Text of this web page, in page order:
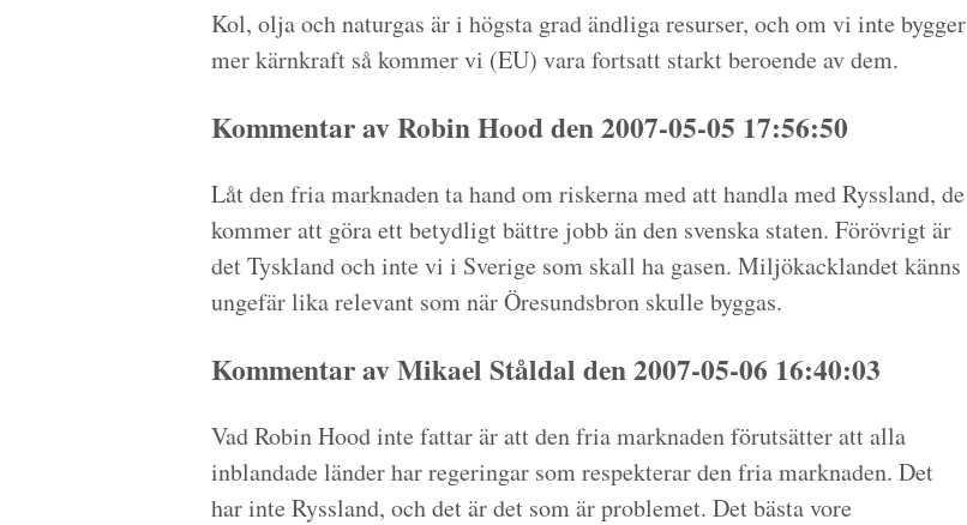
Kol, olja och naturgas är i högsta grad ändliga resurser, och om vi inte bygger
mer kärnkraft så kommer vi (EU) vara fortsatt starkt beroende av dem.
Kommentar av Robin Hood den 2007-05-05 17:56:50
Låt den fria marknaden ta hand om riskerna med att handla med Ryssland, de
kommer att göra ett betydligt bättre jobb än den svenska staten. Förövrigt är
det Tyskland och inte vi i Sverige som skall ha gasen. Miljökacklandet känns
ungefär lika relevant som när Öresundsbron skulle byggas.
Kommentar av Mikael Ståldal den 2007-05-06 16:40:03
Vad Robin Hood inte fattar är att den fria marknaden förutsätter att alla
inblandade länder har regeringar som respekterar den fria marknaden. Det
har inte Ryssland, och det är det som är problemet. Det bästa vore